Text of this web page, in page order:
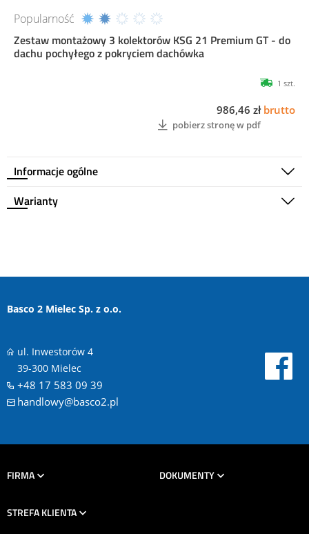
Popularność
Zestaw montażowy 3 kolektorów KSG 21 Premium GT - do
dachu pochyłego z pokryciem dachówka
Informacje ogólne
1 szt.
986,46 zł brutto
pobierz stronę w pdf
Warianty
Basco 2 Mielec Sp. z o.o.
ul. Inwestorów 4
39-300 Mielec
+48 17 583 09 39
handlowy@basco2.pl
FIRMA
STREFA KLIENTA
DOKUMENTY